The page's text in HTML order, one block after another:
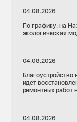
04.08.2026
По графику: на
экологическая
04.08.2026
Благоустройство
идет
ремонтных работ
04.08.2026